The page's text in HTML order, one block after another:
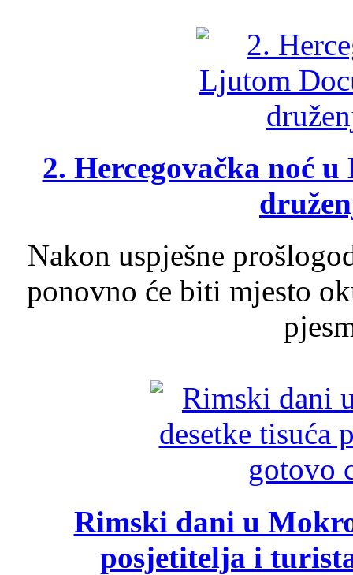
2. Hercegovačka noć
Nakon uspješne
ponovno će biti mjesto
Rimski dani u
posjetitelja i